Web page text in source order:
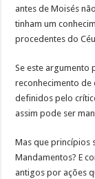
antes de Moisés
tinham um
procedentes do
Se este argumento
reconhecimento
definidos pelo
assim pode ser
Mas que princípios
Mandamentos? E
antigos por ações